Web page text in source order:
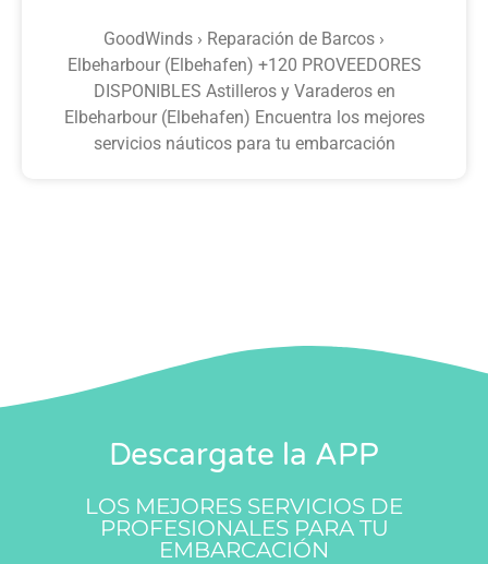
GoodWinds › Reparación de Barcos ›
Elbeharbour (Elbehafen) +120 PROVEEDORES
DISPONIBLES Astilleros y Varaderos en
Elbeharbour (Elbehafen) Encuentra los mejores
servicios náuticos para tu embarcación
Descargate la APP
LOS MEJORES SERVICIOS DE
PROFESIONALES PARA TU
EMBARCACIÓN